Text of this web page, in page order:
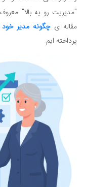
"مدیریت رو به بالا"
مقاله ی چگونه مدیر خود
پرداخته ایم.